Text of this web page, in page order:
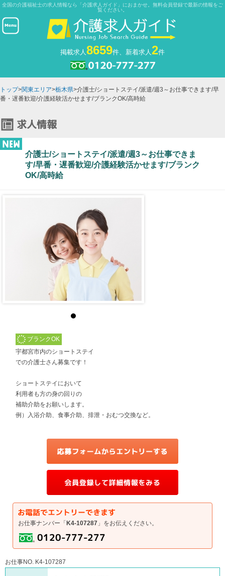
全国の介護福祉士の求人情報なら「介護求人ガイド」におまかせ。無料会員登録で最新の情報をご
覧ください。
掲載求人8659件、新着求人2件
トップ>関東エリア>栃木県>介護士/ショートステイ/派遣/週3～お仕事できます/早
番・遅番歓迎/介護経験活かせます/ブランクOK/高時給
介護士/ショートステイ/派遣/週3～お仕事できま
す/早番・遅番歓迎/介護経験活かせます/ブランク
OK/高時給
ブランクOK
宇都宮市内のショートステイ
での介護士さん募集です！
ショートステイにおいて
利用者も方の身の回りの
補助介助をお願いします。
例）入浴介助、食事介助、排泄・おむつ交換など。
お仕事ナンバー「 K4-107287 」をお伝えください。
お仕事NO. K4-107287